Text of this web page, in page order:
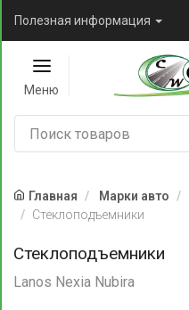
Полезная информация
Меню
Главная Марки авто
Стеклоподъемники
Стеклоподъемники
Lanos Nexia Nubira